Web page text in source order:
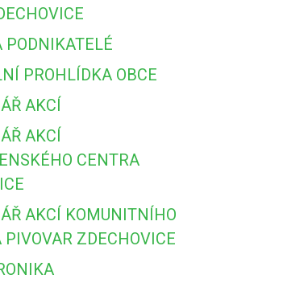
PODNIKATELÉ
PROHLÍDKA OBCE
AKCÍ
AKCÍ
CENTRA
AKCÍ KOMUNITNÍHO
PIVOVAR ZDECHOVICE